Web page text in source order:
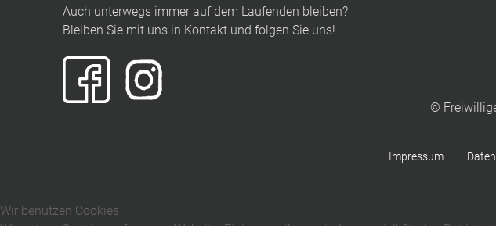
Auch unterwegs immer auf dem Laufenden bleiben?
Bleiben Sie mit uns in Kontakt und folgen Sie uns!
©
Impressum
Wir benutzen Cookies